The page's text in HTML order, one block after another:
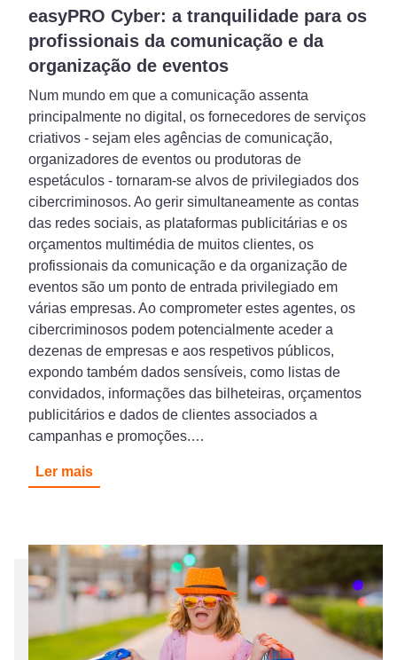
easyPRO Cyber: a tranquilidade para os
profissionais da comunicação e da
organização de eventos
Num mundo em que a comunicação assenta
principalmente no digital, os fornecedores de serviços
criativos - sejam eles agências de comunicação,
organizadores de eventos ou produtoras de
espetáculos - tornaram-se alvos de privilegiados dos
cibercriminosos. Ao gerir simultaneamente as contas
das redes sociais, as plataformas publicitárias e os
orçamentos multimédia de muitos clientes, os
profissionais da comunicação e da organização de
eventos são um ponto de entrada privilegiado em
várias empresas. Ao comprometer estes agentes, os
cibercriminosos podem potencialmente aceder a
dezenas de empresas e aos respetivos públicos,
expondo também dados sensíveis, como listas de
convidados, informações das bilheteiras, orçamentos
publicitários e dados de clientes associados a
campanhas e promoções.…
Ler mais